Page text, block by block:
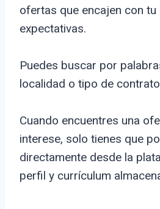
ofertas que encajen con tu
expectativas.
Puedes buscar por
localidad o tipo de
Cuando encuentres una
interese, solo tienes que
directamente desde la
perfil y currículum